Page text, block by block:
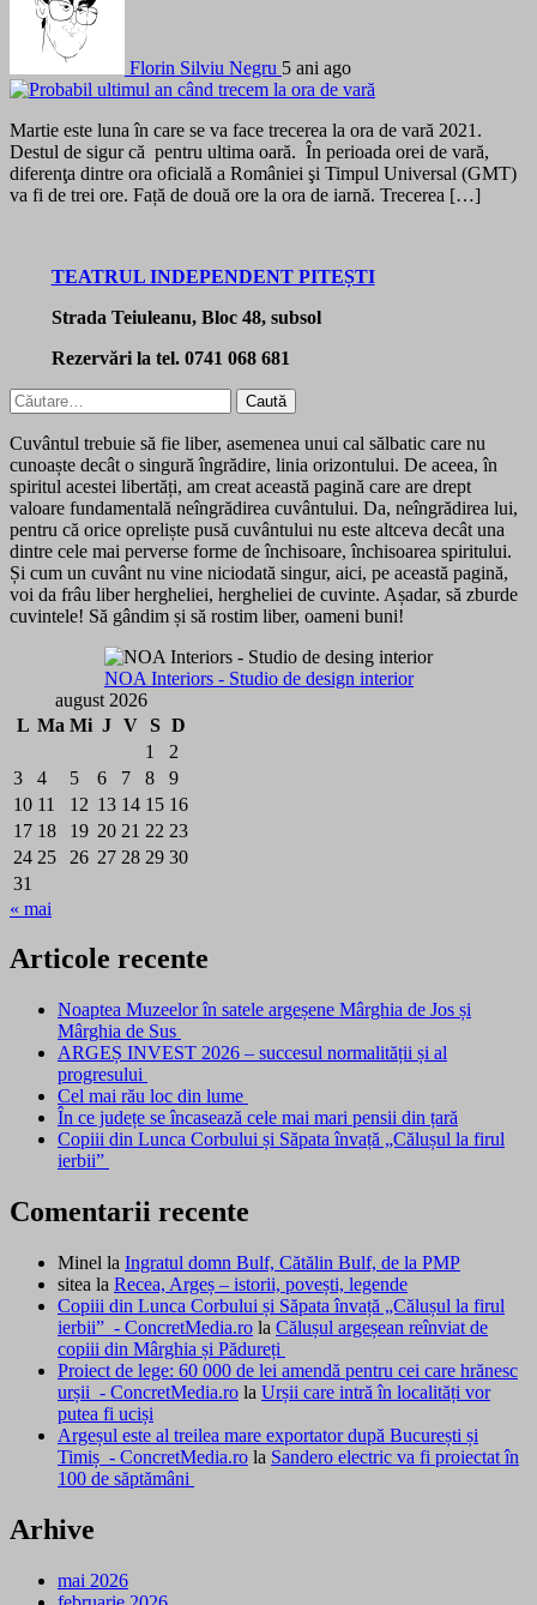
Florin Silviu Negru 5 ani ago
Martie este luna în care se va face trecerea la ora de vară 2021.
Destul de sigur că pentru ultima oară. În perioada orei de vară,
diferenţa dintre ora oficială a României şi Timpul Universal (GMT)
va fi de trei ore. Față de două ore la ora de iarnă. Trecerea […]
TEATRUL INDEPENDENT PITEȘTI
Strada Teiuleanu, Bloc 48, subsol
Rezervări la tel. 0741 068 681
Caută
după:
Cuvântul trebuie să fie liber, asemenea unui cal sălbatic care nu
cunoaște decât o singură îngrădire, linia orizontului. De aceea, în
spiritul acestei libertăți, am creat această pagină care are drept
valoare fundamentală neîngrădirea cuvântului. Da, neîngrădirea lui,
pentru că orice opreliște pusă cuvântului nu este altceva decât una
dintre cele mai perverse forme de închisoare, închisoarea spiritului.
Și cum un cuvânt nu vine niciodată singur, aici, pe această pagină,
voi da frâu liber hergheliei, hergheliei de cuvinte. Așadar, să zburde
cuvintele! Să gândim și să rostim liber, oameni buni!
NOA Interiors - Studio de design interior
august 2026
L Ma Mi J V S D
1
2
3
4 5 6 7 8
9
10 11 12 13 14 15 16
17 18 19 20 21 22 23
24 25 26 27 28 29 30
31
« mai
Articole recente
Noaptea Muzeelor în satele argeșene Mârghia de Jos și
Mârghia de Sus
ARGEȘ INVEST 2026 – succesul normalității și al
progresului
Cel mai rău loc din lume
În ce județe se încasează cele mai mari pensii din țară
Copiii din Lunca Corbului și Săpata învață „Călușul la firul
ierbii”
Comentarii recente
Minel la Ingratul domn Bulf, Cătălin Bulf, de la PMP
sitea la Recea, Argeș – istorii, povești, legende
Copiii din Lunca Corbului și Săpata învață „Călușul la firul
ierbii” - ConcretMedia.ro la Călușul argeșean reînviat de
copiii din Mârghia și Pădureți
Proiect de lege: 60 000 de lei amendă pentru cei care hrănesc
urșii - ConcretMedia.ro la Urșii care intră în localități vor
putea fi uciși
Argeșul este al treilea mare exportator după București și
Timiș - ConcretMedia.ro la Sandero electric va fi proiectat în
100 de săptămâni
Arhive
mai 2026